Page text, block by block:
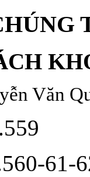
Văn
61-